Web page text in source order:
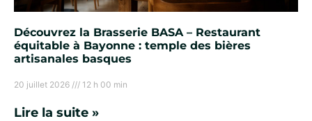
Découvrez la Brasserie BASA – Restaurant
équitable à Bayonne : temple des bières
artisanales basques
20 juillet 2026 12 h 00 min
Lire la suite »